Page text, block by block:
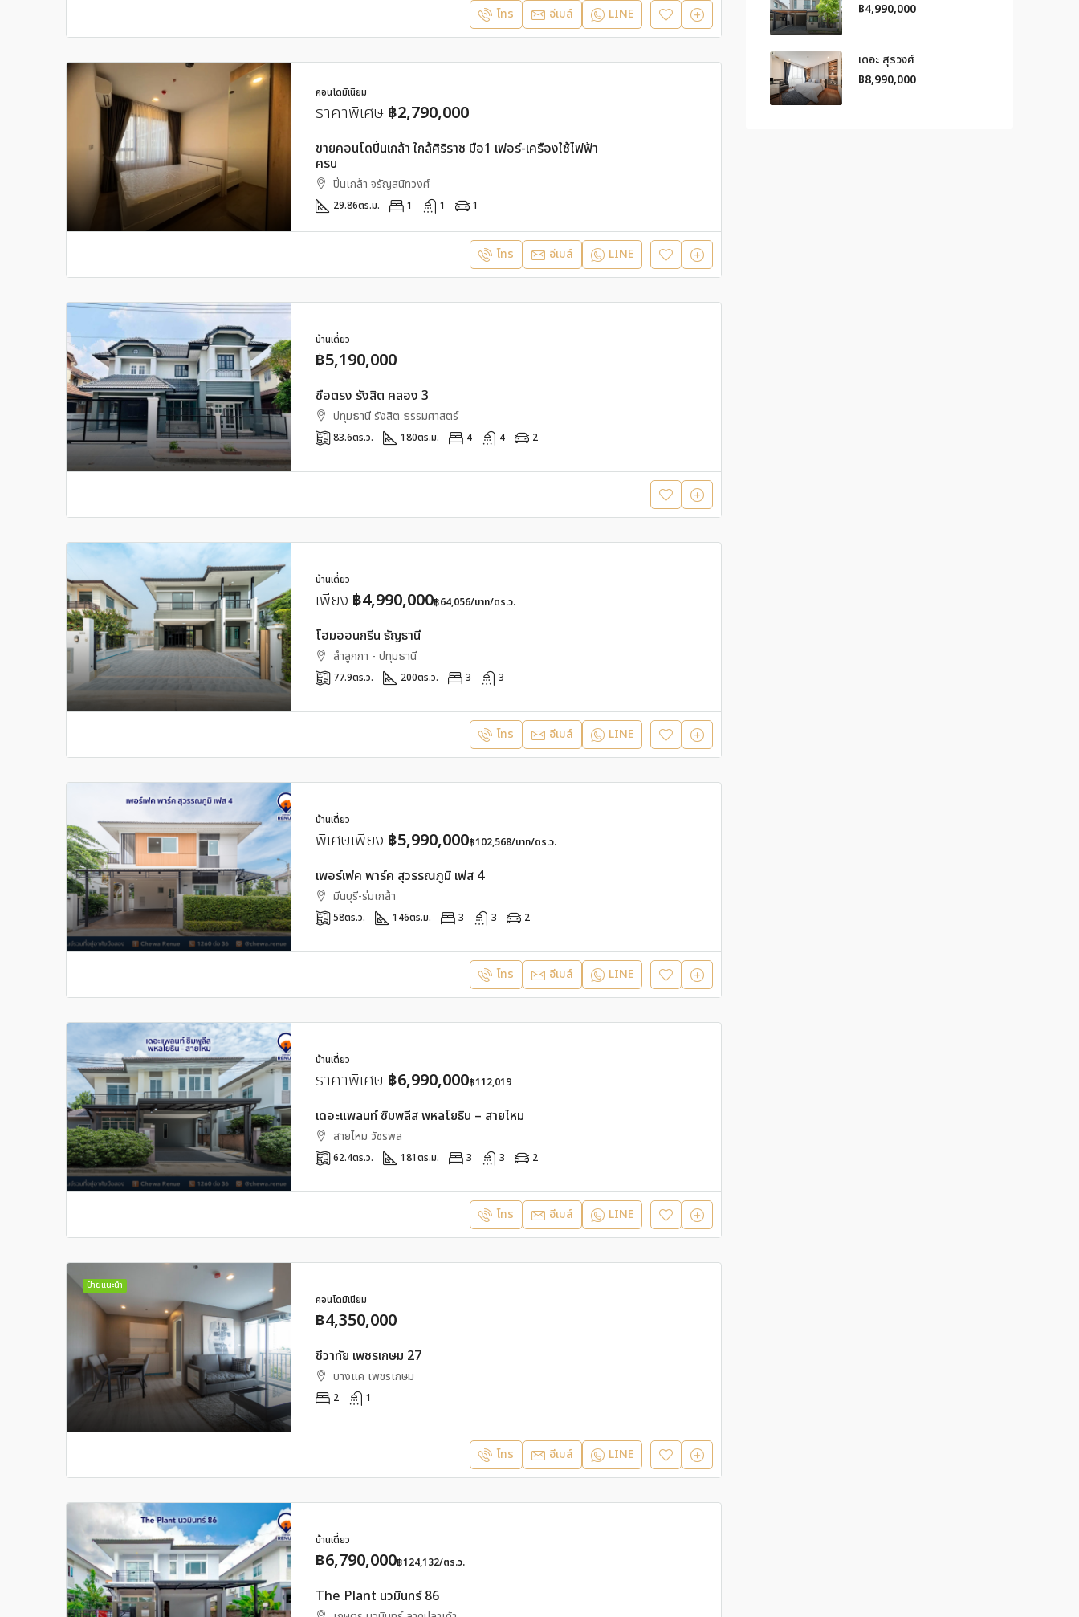
โทร อีเมล์ LINE
คอนโดมิเนียม
ราคาพิเศษ ฿2,790,000
ขายคอนโดปิ่นเกล้า ใกล้ศิริราช มือ1 เฟอร์-เครื่องใช้ไฟฟ้า
ครบ
ปิ่นเกล้า จรัญสนิทวงศ์
29.86ตร.ม. 1 1 1
โทร อีเมล์ LINE
บ้านเดี่ยว
฿5,190,000
ซื่อตรง รังสิต คลอง 3
ปทุมธานี รังสิต ธรรมศาสตร์
83.6ตร.ว. 180ตร.ม. 4 4 2
บ้านเดี่ยว
เพียง ฿4,990,000฿64,056/บาท/ตร.ว.
โฮมออนกรีน ธัญธานี
ลำลูกกา - ปทุมธานี
77.9ตร.ว. 200ตร.ว. 3 3
โทร อีเมล์ LINE
บ้านเดี่ยว
พิเศษเพียง ฿5,990,000฿102,568/บาท/ตร.ว.
เพอร์เฟค พาร์ค สุวรรณภูมิ เฟส 4
มีนบุรี-ร่มเกล้า
58ตร.ว. 146ตร.ม. 3 3 2
โทร อีเมล์ LINE
บ้านเดี่ยว
ราคาพิเศษ ฿6,990,000฿112,019
เดอะแพลนท์ ซิมพลีส พหลโยธิน – สายไหม
สายไหม วัชรพล
62.4ตร.ว. 181ตร.ม. 3 3 2
โทร อีเมล์ LINE
ป้ายแนะนำ
คอนโดมิเนียม
฿4,350,000
ชีวาทัย เพชรเกษม 27
บางแค เพชรเกษม
2 1
โทร อีเมล์ LINE
บ้านเดี่ยว
฿6,790,000฿124,132/ตร.ว.
The Plant นวมินทร์ 86
฿4,990,000
เดอะ สุรวงศ์
฿8,990,000